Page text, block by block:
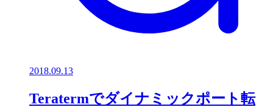
2018.09.13
Teratermでダイナミックポート転